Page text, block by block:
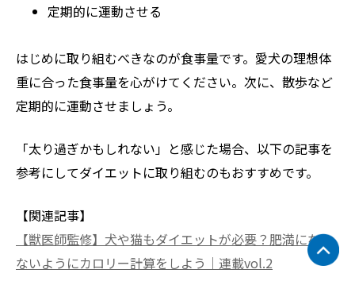
定期的に運動させる
はじめに取り組むべきなのが食事量です。愛犬の理想体
重に合った食事量を心がけてください。次に、散歩など
定期的に運動させましょう。
「太り過ぎかもしれない」と感じた場合、以下の記事を
参考にしてダイエットに取り組むのもおすすめです。
【関連記事】
【獣医師監修】犬や猫もダイエットが必要？肥満になら
ないようにカロリー計算をしよう｜連載vol.2